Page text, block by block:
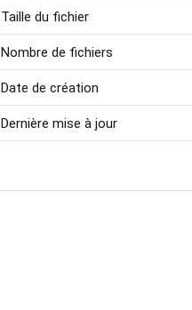
Taille du fichier
Nombre de fichiers
Date de création
Dernière mise à jour